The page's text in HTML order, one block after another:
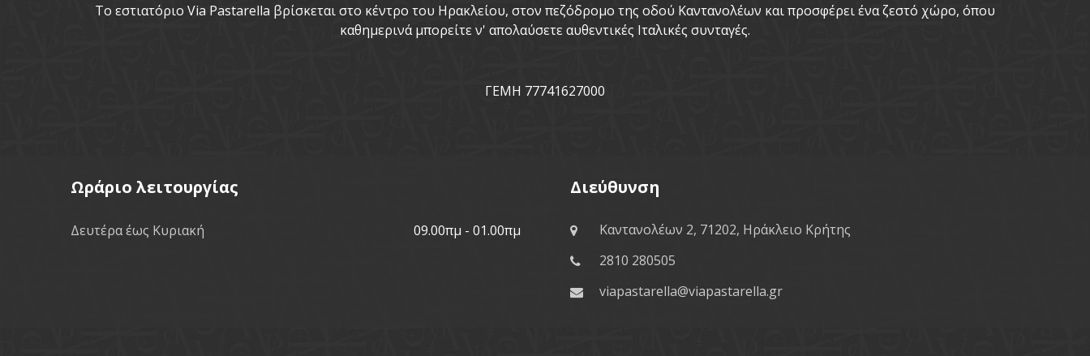
To εστιατόριο Via Pastarella βρίσκεται στο κέντρο του Ηρακλείου, στον πεζόδρομο της οδού Καντανολέων και προσφέρει ένα ζεστό χώρο, όπου
καθημερινά μπορείτε ν' απολαύσετε αυθεντικές Ιταλικές συνταγές.
ΓΕΜΗ 77741627000
Ωράριο λειτουργίας
Δευτέρα έως Κυριακή 09.00πμ - 01.00πμ
Διεύθυνση
Καντανολέων 2, 71202, Ηράκλειο Κρήτης
2810 280505
viapastarella@viapastarella.gr